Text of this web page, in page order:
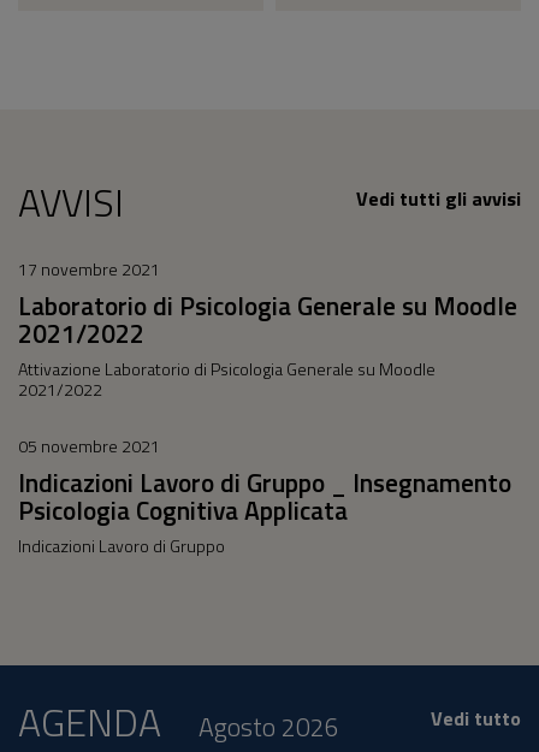
AVVISI Vedi tutti gli avvisi
17 novembre 2021
Laboratorio di Psicologia Generale su Moodle
2021/2022
Attivazione Laboratorio di Psicologia Generale su Moodle
2021/2022
05 novembre 2021
Indicazioni Lavoro di Gruppo _ Insegnamento
Psicologia Cognitiva Applicata
Indicazioni Lavoro di Gruppo
AGENDA Agosto 2026 Vedi tutto